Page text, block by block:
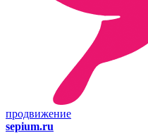
продвижение
sepium.ru